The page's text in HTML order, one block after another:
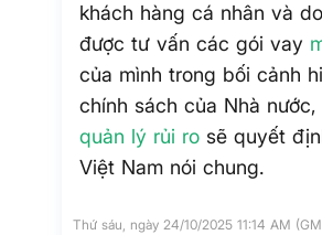
khách hàng cá nhân và
được tư vấn các gói vay
của mình trong bối cảnh
chính sách của Nhà
quản lý rủi ro sẽ quyết
Việt Nam nói chung.
Thứ sáu, ngày 24/10/2025 11:14 AM